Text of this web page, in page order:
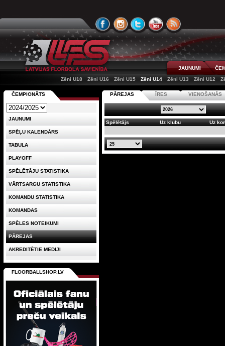
JAUNUMI
Zēni U18
Zēni U16 Zēni U15 Zēni U14 Zēni U13 Zēni U12
PĀREJAS ĪRES VIENOŠANĀS
Spēlētājs Uz klubu Uz
ČEMPIONĀTS
JAUNUMI
SPĒĻU KALENDĀRS
TABULA
PLAYOFF
SPĒLĒTĀJU STATISTIKA
VĀRTSARGU STATISTIKA
KOMANDU STATISTIKA
KOMANDAS
SPĒLES NOTEIKUMI
PĀREJAS
AKREDITĒTIE MEDIJI
FLOORBALLSHOP.LV